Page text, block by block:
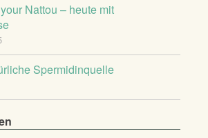
Nattou – heute mit
Spermidinquelle